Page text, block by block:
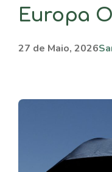
Europa
27 de Maio, 2026